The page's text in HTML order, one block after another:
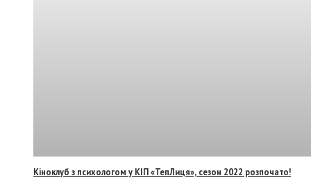
Кіноклуб з психологом у КІП «ТепЛиця», сезон 2022 розпочато!